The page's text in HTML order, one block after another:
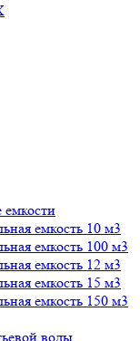
емкости
емкость 10 м3
емкость 100 м3
емкость 12 м3
емкость 15 м3
емкость 150 м3
воды